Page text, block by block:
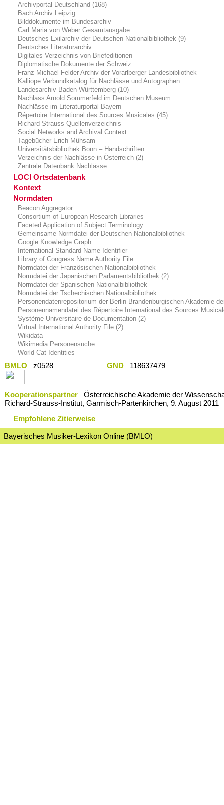
Archivportal Deutschland (168)
Bach Archiv Leipzig
Bilddokumente im Bundesarchiv
Carl Maria von Weber Gesamtausgabe
Deutsches Exilarchiv der Deutschen Nationalbibliothek (9)
Deutsches Literaturarchiv
Digitales Verzeichnis von Briefeditionen
Diplomatische Dokumente der Schweiz
Franz Michael Felder Archiv der Vorarlberger Landesbibliothek
Kalliope Verbundkatalog für Nachlässe und Autographen
Landesarchiv Baden-Württemberg (10)
Nachlass Arnold Sommerfeld im Deutschen Museum
Nachlässe im Literaturportal Bayern
Répertoire International des Sources Musicales (45)
Richard Strauss Quellenverzeichnis
Social Networks and Archival Context
Tagebücher Erich Mühsam
Universitätsbibliothek Bonn – Handschriften
Verzeichnis der Nachlässe in Österreich (2)
Zentrale Datenbank Nachlässe
LOCI Ortsdatenbank
Kontext
Normdaten
Beacon Aggregator
Consortium of European Research Libraries
Faceted Application of Subject Terminology
Gemeinsame Normdatei der Deutschen Nationalbibliothek
Google Knowledge Graph
International Standard Name Identifier
Library of Congress Name Authority File
Normdatei der Französischen Nationalbibliothek
Normdatei der Japanischen Parlamentsbibliothek (2)
Normdatei der Spanischen Nationalbibliothek
Normdatei der Tschechischen Nationalbibliothek
Personendatenrepositorium der Berlin-Brandenburgischen Akademie
Personennamendatei des Répertoire International des Sources
Système Universitaire de Documentation (2)
Virtual International Authority File (2)
Wikidata
Wikimedia Personensuche
World Cat Identities
BMLO z0528 GND 118637479
Kooperationspartner
Österreichische Akademie der
Richard-Strauss-Institut, Garmisch-Partenkirchen, 9. August 2011
Empfohlene Zitierweise
Bayerisches Musiker-Lexikon Online (BMLO)